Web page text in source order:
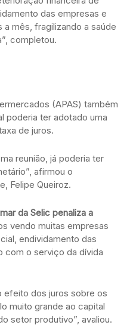
das empresas e
mês, fragilizando a saúde
completou.
(APAS) também
poderia ter adotado uma
de juros.
reunião, já poderia ter
afirmou o
Felipe Queiroz.
da Selic penaliza a
vendo muitas empresas
endividamento das
com o serviço da dívida
efeito dos juros sobre os
muito grande ao capital
setor produtivo”, avaliou.